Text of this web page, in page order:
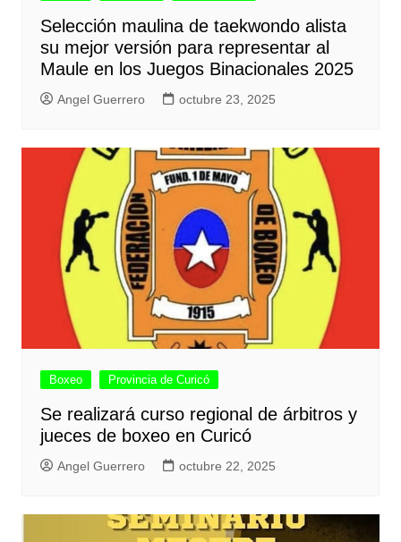
Selección maulina de taekwondo alista
su mejor versión para representar al
Maule en los Juegos Binacionales 2025
Angel Guerrero octubre 23, 2025
Boxeo Provincia de Curicó
Se realizará curso regional de árbitros y
jueces de boxeo en Curicó
Angel Guerrero octubre 22, 2025